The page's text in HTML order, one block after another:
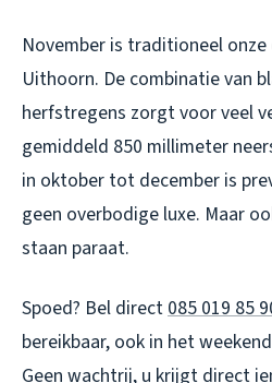
November is traditioneel
Uithoorn. De combinatie van
herfstregens zorgt voor veel
gemiddeld 850 millimeter
in oktober tot december is
geen overbodige luxe. Maar
staan paraat.
Spoed? Bel direct 085 019 85
bereikbaar, ook in het
Geen wachtrij, u krijgt direct